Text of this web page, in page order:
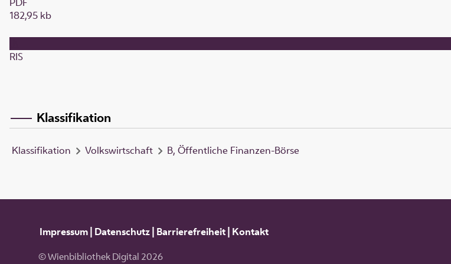
182,95 kb
RIS
Klassifikation
Klassifikation Volkswirtschaft B, Öffentliche Finanzen-Börse
Impressum| Datenschutz| Barrierefreiheit| Kontakt
© Wienbibliothek Digital 2026